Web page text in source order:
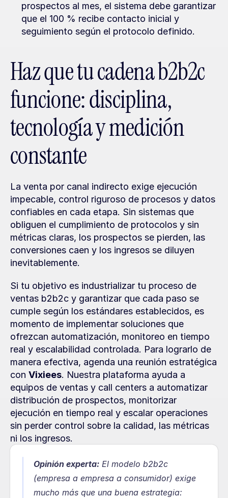
prospectos al mes, el sistema debe garantizar
que el 100 % recibe contacto inicial y
seguimiento según el protocolo definido.
Haz que tu cadena b2b2c
funcione: disciplina,
tecnología y medición
constante
La venta por canal indirecto exige ejecución
impecable, control riguroso de procesos y datos
confiables en cada etapa. Sin sistemas que
obliguen el cumplimiento de protocolos y sin
métricas claras, los prospectos se pierden, las
conversiones caen y los ingresos se diluyen
inevitablemente.
Si tu objetivo es industrializar tu proceso de
ventas b2b2c y garantizar que cada paso se
cumple según los estándares establecidos, es
momento de implementar soluciones que
ofrezcan automatización, monitoreo en tiempo
real y escalabilidad controlada. Para lograrlo de
manera efectiva, agenda una reunión estratégica
con Vixiees. Nuestra plataforma ayuda a
equipos de ventas y call centers a automatizar
distribución de prospectos, monitorizar
ejecución en tiempo real y escalar operaciones
sin perder control sobre la calidad, las métricas
ni los ingresos.
Opinión experta: El modelo b2b2c
(empresa a empresa a consumidor) exige
mucho más que una buena estrategia: